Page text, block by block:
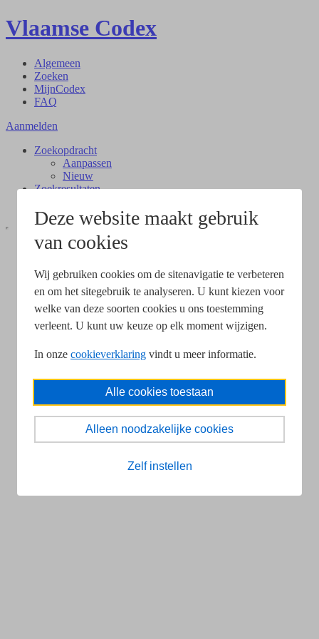
Deze website maakt gebruik
van cookies
Wij gebruiken cookies om de sitenavigatie te verbeteren
en om het sitegebruik te analyseren. U kunt kiezen voor
welke van deze soorten cookies u ons toestemming
verleent. U kunt uw keuze op elk moment wijzigen.
In onze cookieverklaring vindt u meer informatie.
Alle cookies toestaan
Alleen noodzakelijke cookies
Zelf instellen
Vlaamse Codex
Algemeen
Zoeken
MijnCodex
FAQ
Aanmelden
Zoekopdracht
Aanpassen
Nieuw
Zoekresultaten